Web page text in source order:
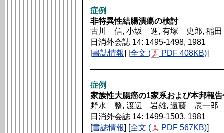
症例
非特異性結腸潰瘍の検討
古川 信, 小坂 進, 有塚 史郎, 稲
日消外会誌 14: 1495-1498, 1981
[書誌情報] [全文 ( PDF 408KB)]
症例
家族性大腸癌の1家系および本邦報
野水 整, 渡辺 岩雄, 遠藤 辰一郎
日消外会誌 14: 1499-1503, 1981
[書誌情報] [全文 ( PDF 567KB)]